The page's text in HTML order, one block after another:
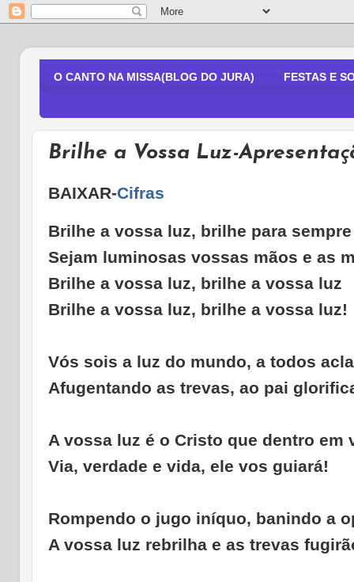
O CANTO NA MISSA(BLOG DO JURA) FESTAS E
Brilhe a Vossa Luz-
BAIXAR-Cifras
Brilhe a vossa luz, brilhe para sempre
Sejam luminosas vossas mãos e as
Brilhe a vossa luz, brilhe a vossa luz
Brilhe a vossa luz, brilhe a vossa luz!
Vós sois a luz do mundo, a todos
Afugentando as trevas, ao pai
A vossa luz é o Cristo que dentro em
Via, verdade e vida, ele vos guiará!
Rompendo o jugo iníquo, banindo a
A vossa luz rebrilha e as trevas